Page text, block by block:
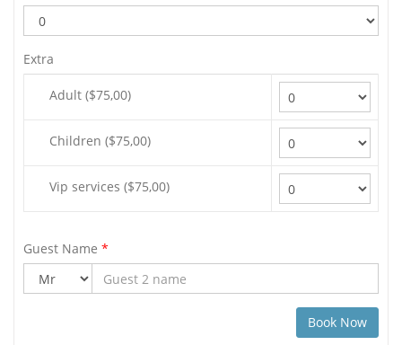
Extra
Adult ($75,00)
Children ($75,00)
Vip services ($75,00)
Guest Name *